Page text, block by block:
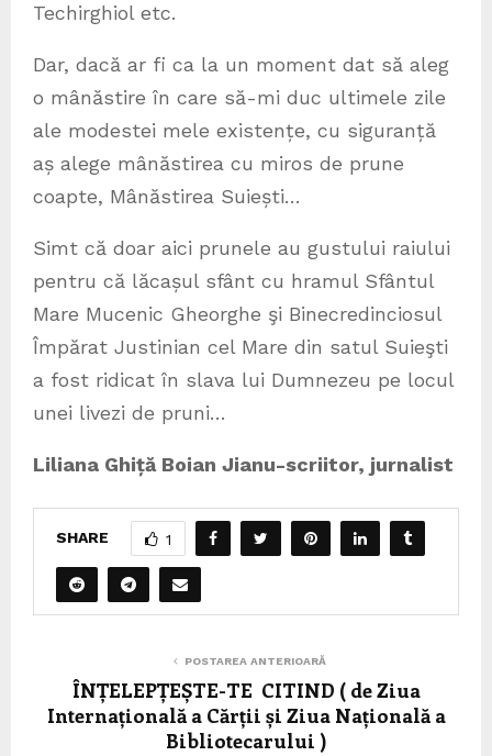
Techirghiol etc.
Dar, dacă ar fi ca la un moment dat să aleg
o mânăstire în care să-mi duc ultimele zile
ale modestei mele existențe, cu siguranță
aș alege mânăstirea cu miros de prune
coapte, Mânăstirea Suiești…
Simt că doar aici prunele au gustului raiului
pentru că lăcașul sfânt cu hramul Sfântul
Mare Mucenic Gheorghe şi Binecredinciosul
Împărat Justinian cel Mare din satul Suieşti
a fost ridicat în slava lui Dumnezeu pe locul
unei livezi de pruni…
Liliana Ghiță Boian Jianu-scriitor, jurnalist
SHARE 1
POSTAREA ANTERIOARĂ
ÎNȚELEPȚEȘTE-TE CITIND ( de Ziua
Internațională a Cărții și Ziua Națională a
Bibliotecarului )